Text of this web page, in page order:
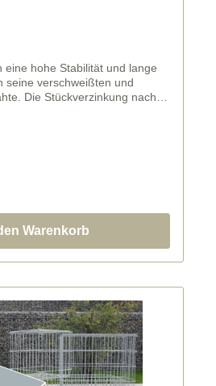
eine hohe Stabilität und lange
seine verschweißten und
Die Stückverzinkung nach
Warenkorb